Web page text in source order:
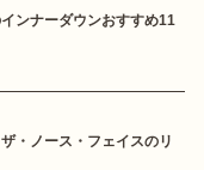
ンナーダウンおすすめ11
・ノース・フェイスのリ